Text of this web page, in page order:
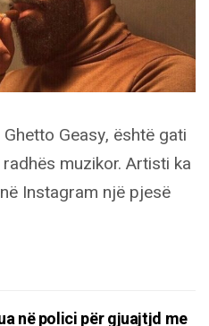
Geasy, është gati
muzikor. Artisti ka
Instagram një pjesë
në polici për gjuajtjd me